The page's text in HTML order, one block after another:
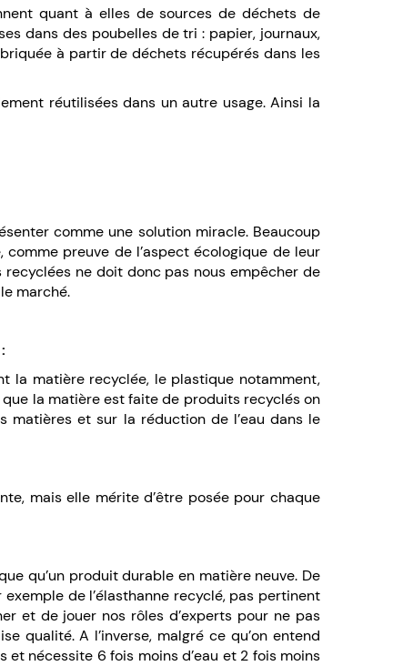
quant à elles de sources de déchets de
dans des poubelles de tri : papier, journaux,
à partir de déchets récupérés dans les
réutilisées dans un autre usage. Ainsi la
comme une solution miracle. Beaucoup
preuve de l’aspect écologique de leur
ne doit donc pas nous empêcher de
marché.
la matière recyclée, le plastique notamment,
la matière est faite de produits recyclés on
matières et sur la réduction de l’eau dans le
mais elle mérite d’être posée pour chaque
qu’un produit durable en matière neuve. De
de l’élasthanne recyclé, pas pertinent
et de jouer nos rôles d’experts pour ne pas
qualité. A l’inverse, malgré ce qu’on entend
nécessite 6 fois moins d’eau et 2 fois moins